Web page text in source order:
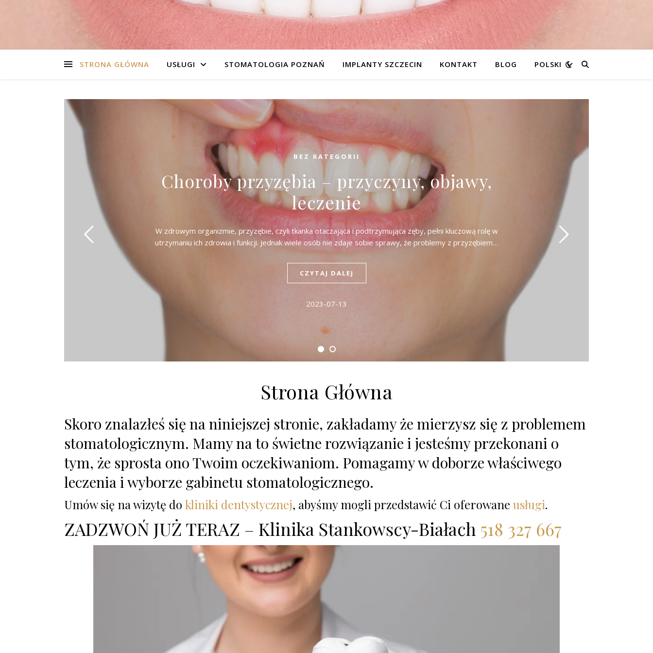
STRONA GŁÓWNA USŁUGI STOMATOLOGIA POZNAŃ IMPLANTY SZCZECIN KONTAKT BLOG POLSKI
BEZ KATEGORII
Choroby przyzębia – przyczyny, objawy,
leczenie
W zdrowym organizmie, przyzębie, czyli tkanka otaczająca i podtrzymująca zęby, pełni kluczową rolę w
utrzymaniu ich zdrowia i funkcji. Jednak wiele osób nie zdaje sobie sprawy, że problemy z przyzębiem…
CZYTAJ DALEJ
2023-07-13
Strona Główna
Skoro znalazłeś się na niniejszej stronie, zakładamy że mierzysz się z problemem
stomatologicznym. Mamy na to świetne rozwiązanie i jesteśmy przekonani o
tym, że sprosta ono Twoim oczekiwaniom. Pomagamy w doborze właściwego
leczenia i wyborze gabinetu stomatologicznego.
Umów się na wizytę do kliniki dentystycznej, abyśmy mogli przedstawić Ci oferowane usługi.
ZADZWOŃ JUŻ TERAZ – Klinika Stankowscy-Białach 518 327 667